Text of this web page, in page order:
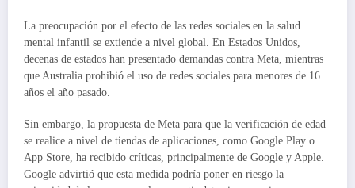
La preocupación por el efecto de las redes sociales en la salud
mental infantil se extiende a nivel global. En Estados Unidos,
decenas de estados han presentado demandas contra Meta, mientras
que Australia prohibió el uso de redes sociales para menores de 16
años el año pasado.
Sin embargo, la propuesta de Meta para que la verificación de edad
se realice a nivel de tiendas de aplicaciones, como Google Play o
App Store, ha recibido críticas, principalmente de Google y Apple.
Google advirtió que esta medida podría poner en riesgo la